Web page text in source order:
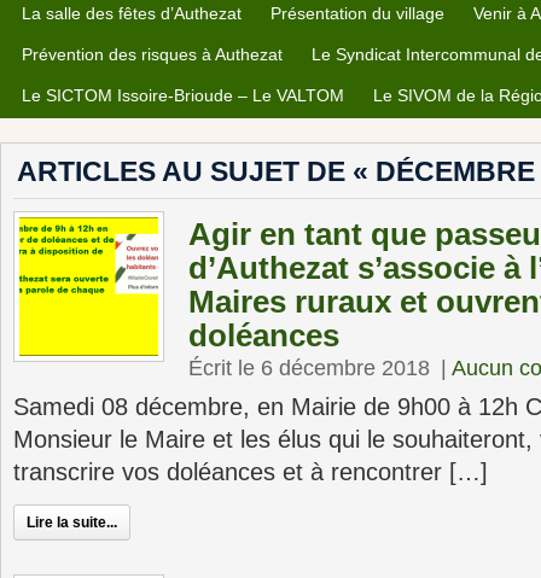
La salle des fêtes d’Authezat Présentation du village Venir à
Prévention des risques à Authezat Le Syndicat Intercommunal
Le SICTOM Issoire-Brioude – Le VALTOM Le SIVOM de la
ARTICLES AU SUJET DE «
Agir en tant que
d’Authezat s’associe à
Maires ruraux et
doléances
Écrit le 6 décembre 2018 Aucun
Samedi 08 décembre, en Mairie de 9h00 à 12h
Monsieur le Maire et les élus qui le
transcrire vos doléances et à rencontrer […]
Lire la suite...